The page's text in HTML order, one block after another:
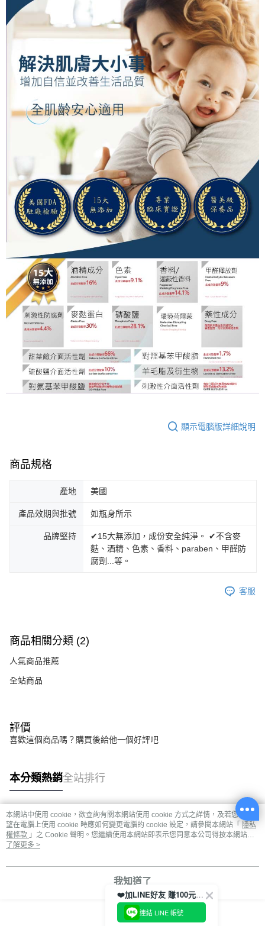
顯示電腦版詳細說明
商品規格
產地 美國
產品效期與批號 如瓶身所示
品牌堅持
✔15大無添加，成份安全純淨。 ✔不含麥
麩、酒精、色素、香料、paraben、甲醛防
腐劑...等。
客服
商品相關分類 (2)
人氣商品推薦
全站商品
評價
喜歡這個商品嗎？購買後給他一個好評吧
本分類熱銷全站排行
熱門標籤
本網站中使用 cookie，欲查詢有關本網站使用 cookie 方式之詳情，及若您不希
望在電腦上使用 cookie 時應如何變更電腦的 cookie 設定，請參閱本網站「 隱私
權條款 」之 Cookie 聲明。您繼續使用本網站即表示您同意本公司得按本網站使
用條款之 Cookie 聲明使用 cookie。
了解更多 >
我知道了
❤️加LINE好友 賺100元券！
連結 LINE 帳號